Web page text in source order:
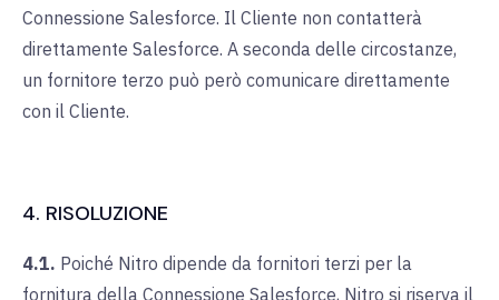
Connessione Salesforce. Il Cliente non contatterà
direttamente Salesforce. A seconda delle circostanze,
un fornitore terzo può però comunicare direttamente
con il Cliente.
4. RISOLUZIONE
4.1. Poiché Nitro dipende da fornitori terzi per la
fornitura della Connessione Salesforce, Nitro si riserva il